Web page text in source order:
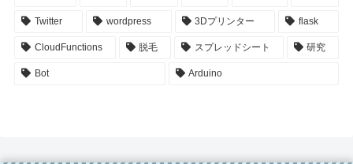
Twitter wordpress 3Dプリンター flask
CloudFunctions 脱毛 スプレッドシート 研究
Bot Arduino